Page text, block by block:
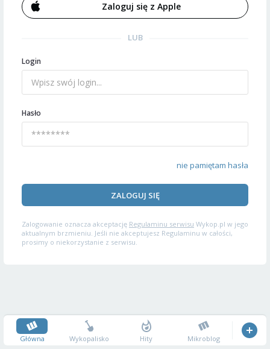
Zaloguj się z Apple
LUB
Login
Hasło
nie pamiętam hasła
ZALOGUJ SIĘ
Zalogowanie oznacza akceptację Regulaminu serwisu Wykop.pl w jego
aktualnym brzmieniu. Jeśli nie akceptujesz Regulaminu w całości,
prosimy o niekorzystanie z serwisu.
Główna Wykopalisko Hity Mikroblog